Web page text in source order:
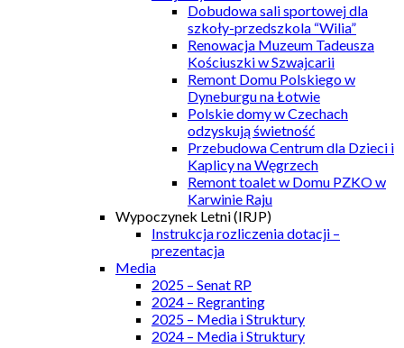
Dobudowa sali sportowej dla
szkoły-przedszkola “Wilia”
Renowacja Muzeum Tadeusza
Kościuszki w Szwajcarii
Remont Domu Polskiego w
Dyneburgu na Łotwie
Polskie domy w Czechach
odzyskują świetność
Przebudowa Centrum dla Dzieci i
Kaplicy na Węgrzech
Remont toalet w Domu PZKO w
Karwinie Raju
Wypoczynek Letni (IRJP)
Instrukcja rozliczenia dotacji –
prezentacja
Media
2025 – Senat RP
2024 – Regranting
2025 – Media i Struktury
2024 – Media i Struktury